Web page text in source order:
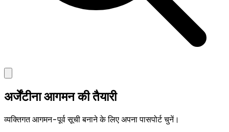
अर्जेंटीना आगमन की तैयारी
व्यक्तिगत आगमन-पूर्व सूची बनाने के लिए अपना पासपोर्ट चुनें।